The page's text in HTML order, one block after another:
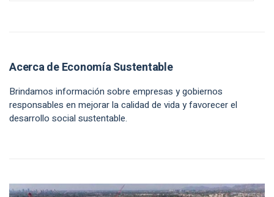
Acerca de Economía Sustentable
Brindamos información sobre empresas y gobiernos
responsables en mejorar la calidad de vida y favorecer el
desarrollo social sustentable.